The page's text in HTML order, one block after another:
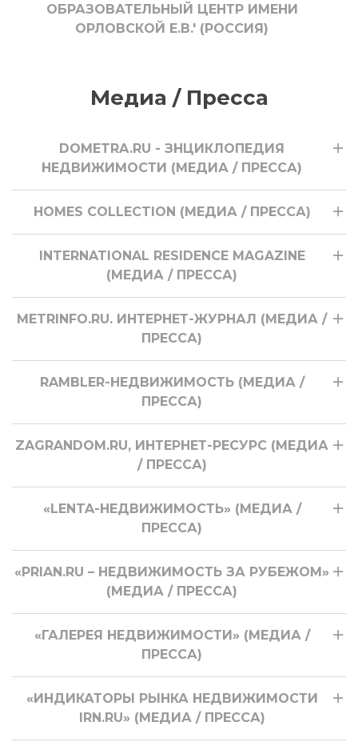
ОБРАЗОВАТЕЛЬНЫЙ ЦЕНТР ИМЕНИ
ОРЛОВСКОЙ Е.В.' (РОССИЯ)
Медиа / Пресса
DOMETRA.RU - ЗНЦИКЛОПЕДИЯ
НЕДВИЖИМОСТИ (МЕДИА / ПРЕССА)
HOMES COLLECTION (МЕДИА / ПРЕССА)
INTERNATIONAL RESIDENCE MAGAZINE
(МЕДИА / ПРЕССА)
METRINFO.RU. ИНТЕРНЕТ-ЖУРНАЛ (МЕДИА /
ПРЕССА)
RAMBLER-НЕДВИЖИМОСТЬ (МЕДИА /
ПРЕССА)
ZAGRANDOM.RU, ИНТЕРНЕТ-РЕСУРС (МЕДИА
/ ПРЕССА)
«LENTA-НЕДВИЖИМОСТЬ» (МЕДИА /
ПРЕССА)
«PRIAN.RU – НЕДВИЖИМОСТЬ ЗА РУБЕЖОМ»
(МЕДИА / ПРЕССА)
«ГАЛЕРЕЯ НЕДВИЖИМОСТИ» (МЕДИА /
ПРЕССА)
«ИНДИКАТОРЫ РЫНКА НЕДВИЖИМОСТИ
IRN.RU» (МЕДИА / ПРЕССА)